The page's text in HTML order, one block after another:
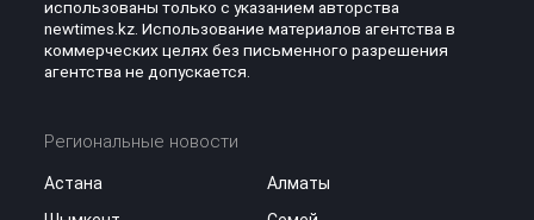
использованы только с указанием авторства
newtimes.kz. Использование материалов агентства в
коммерческих целях без письменного разрешения
агентства не допускается.
Региональные новости
Астана
Алматы